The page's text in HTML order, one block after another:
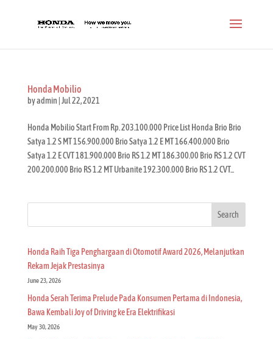
Honda Mobilio
byadmin Jul 22, 2021
Honda Mobilio Start From Rp. 203.100.000 Price List Honda Brio Brio
Satya 1.2 S MT 156.900.000 Brio Satya 1.2 E MT 166.400.000 Brio
Satya 1.2 E CVT 181.900.000 Brio RS 1.2 MT 186.300.00 Brio RS 1.2 CVT
200.200.000 Brio RS 1.2 MT Urbanite 192.300.000 Brio RS 1.2 CVT...
Search
Honda Raih Tiga Penghargaan di Otomotif Award 2026, Melanjutkan
Rekam Jejak Prestasinya
June 23, 2026
Honda Serah Terima Prelude Pada Konsumen Pertama di Indonesia,
Bawa Kembali Joy of Driving ke Era Elektrifikasi
May 30, 2026